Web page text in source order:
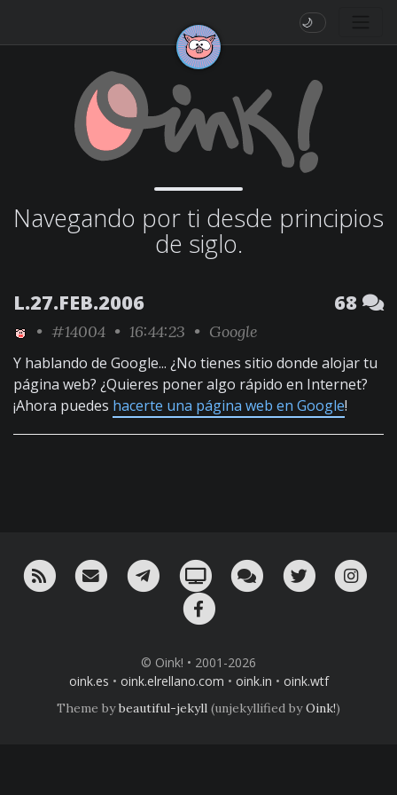
🌙
Navegando por ti desde principios
de siglo.
L.27.FEB.2006 68
• #14004 • 16:44:23 • Google
Y hablando de Google... ¿No tienes sitio donde alojar tu
página web? ¿Quieres poner algo rápido en Internet?
¡Ahora puedes hacerte una página web en Google!
RSS ¡Mándame un email!¡Nuestro canal en Telegram!
Oink! TV Charla con nosotros
Twitter
© Oink! • 2001-2026
oink.es • oink.elrellano.com • oink.in • oink.wtf
Theme bybeautiful-jekyll (unjekyllified byOink!)